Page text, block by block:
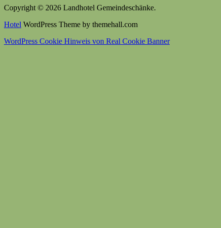
Copyright © 2026 Landhotel Gemeindeschänke.
Hotel WordPress Theme by themehall.com
WordPress Cookie Hinweis von Real Cookie Banner